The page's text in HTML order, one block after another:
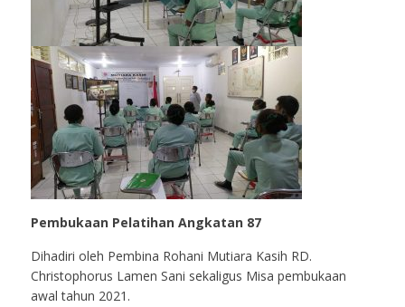
Pembukaan Pelatihan Angkatan 87
Dihadiri oleh Pembina Rohani Mutiara Kasih RD.
Christophorus Lamen Sani sekaligus Misa pembukaan
awal tahun 2021.